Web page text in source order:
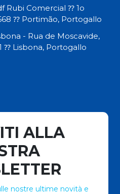
Rubi Comercial ⁇ 1o
⁇ Portimão, Portogallo
- Rua de Moscavide,
⁇ Lisbona, Portogallo
ALLA
nostre ultime novità e